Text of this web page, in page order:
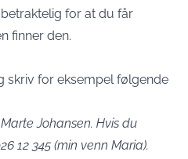
for at du får
finner den.
skriv for eksempel følgende
Johansen. Hvis du
12 345 (min venn Maria).